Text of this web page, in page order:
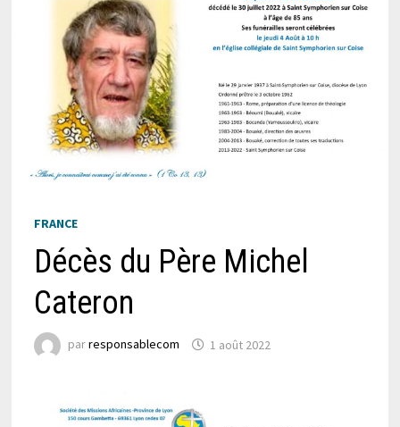
FRANCE
Décès du Père Michel
Cateron
parresponsablecom 1 août 2022